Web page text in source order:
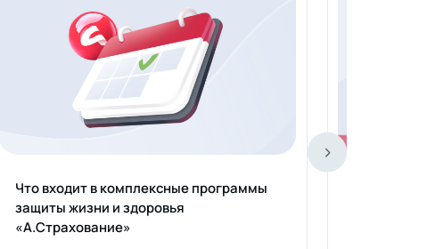
Что входит в комплексные программы
защиты жизни и здоровья
«А.Страхование»